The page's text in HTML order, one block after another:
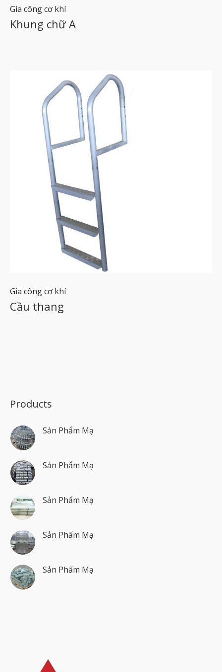
Gia công cơ khí
Khung chữ A
Gia công cơ khí
Cầu thang
Products
Sản Phẩm Mạ
Sản Phẩm Mạ
Sản Phẩm Mạ
Sản Phẩm Mạ
Sản Phẩm Mạ